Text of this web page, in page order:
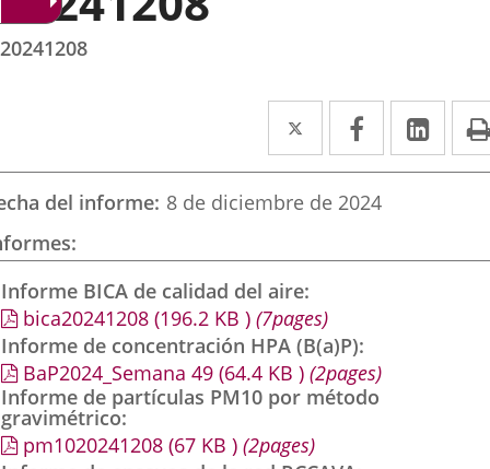
20241208
Twitter
Enlace
a
una
externa.
Facebook
Enlace
a
una
externa.
a
del informe 8 de diciembre de 2024
Informe BICA de calidad del aire
bica20241208 (196.2 KB ) (7pages)
Informe de concentración HPA (B(a)P)
BaP2024_Semana 49 (64.4 KB ) (2pages)
Informe de partículas PM10 por método
gravimétrico
pm1020241208 (67 KB ) (2pages)